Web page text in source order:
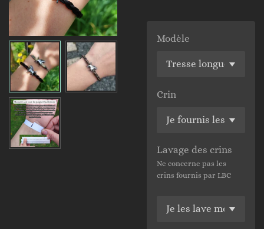
Modèle
Crin
Lavage des crins
Ne concerne pas les
crins fournis par LBC